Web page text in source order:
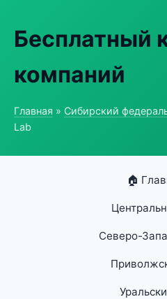
Бесплатный
компаний
Главная » Сибирский
Lab
🏠
Северо-